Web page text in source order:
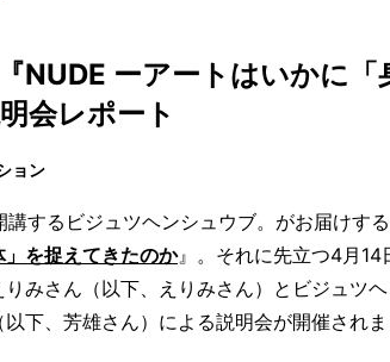
NUDE ーアートはいかに
会レポート
ョン
するビジュツヘンシュウブ。がお届けす
」を捉えてきたのか』。それに先立つ4月
みさん（以下、えりみさん）とビジュツ
下、芳雄さん）による説明会が開催され